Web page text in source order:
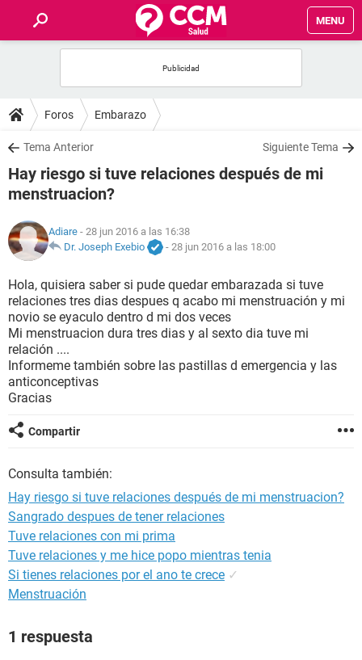
MENU
FOROS
SALUD
FAMILIA
NUTRICIÓN
SEXUALIDAD
GLOSARIO
Foros Embarazo
Tema Anterior Siguiente Tema
Hay riesgo si tuve relaciones después de mi
menstruacion?
Adiare - 28 jun 2016 a las 16:38
Dr. Joseph Exebio
- 28 jun 2016 a las 18:00
Hola, quisiera saber si pude quedar embarazada si tuve
relaciones tres dias despues q acabo mi menstruación y mi
novio se eyaculo dentro d mi dos veces
Mi menstruacion dura tres dias y al sexto dia tuve mi
relación ....
Informeme también sobre las pastillas d emergencia y las
anticonceptivas
Gracias
Compartir
Consulta también:
Hay riesgo si tuve relaciones después de mi menstruacion?
Sangrado despues de tener relaciones
Tuve relaciones con mi prima
Tuve relaciones y me hice popo mientras tenia
Si tienes relaciones por el ano te crece ✓
Menstruación
1 respuesta